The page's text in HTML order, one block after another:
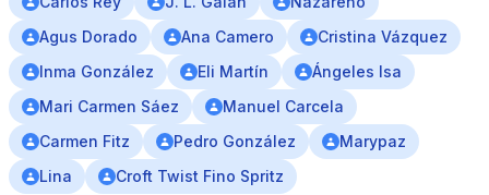
Agus Dorado
Ana Camero
Cristina Vázquez
Inma González
Eli Martín
Ángeles Isa
Mari Carmen Sáez
Manuel Carcela
Carmen Fitz
Pedro González
Marypaz
Lina
Croft Twist Fino Spritz